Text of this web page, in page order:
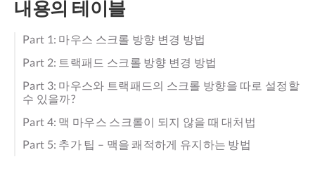
내용의 테이블
Part 1: 마우스 스크롤 방향 변경 방법
Part 2: 트랙패드 스크롤 방향 변경 방법
Part 3: 마우스와 트랙패드의 스크롤 방향을 따로 설정할
수 있을까?
Part 4: 맥 마우스 스크롤이 되지 않을 때 대처법
Part 5: 추가 팁 – 맥을 쾌적하게 유지하는 방법